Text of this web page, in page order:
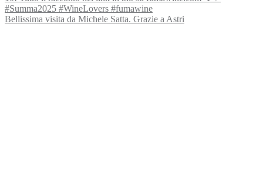
Bellissima visita da Michele Satta. Grazie a Astri